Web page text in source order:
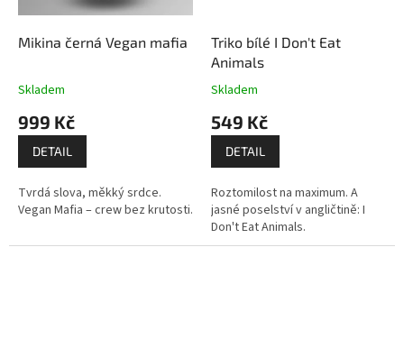
Mikina černá Vegan mafia
Skladem
999 Kč
DETAIL
Tvrdá slova, měkký srdce.
Vegan Mafia – crew bez krutosti.
Triko bílé I Don't Eat
Animals
Skladem
549 Kč
DETAIL
Roztomilost na maximum. A
jasné poselství v angličtině: I
Don't Eat Animals.